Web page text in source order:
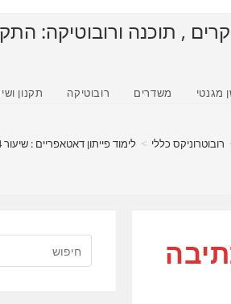
, תוכנה ורובוטיקה:
מגנטי משדרים רובוטיקה תקנון
רובוטרוניקס כללי > לימוד פייתון דאטאפריים : שיעור 14 – קריאה וכתיבה ל MYSQL
קריאה וכתיבה